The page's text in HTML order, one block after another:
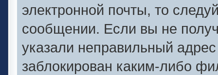
электронной почты, то
сообщении. Если вы не
указали неправильный
заблокирован каким-либо